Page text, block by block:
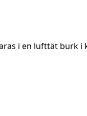
i en lufttät burk i